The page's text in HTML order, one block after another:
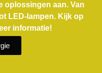
oplossingen aan. Van
LED-lampen. Kijk op
informatie!